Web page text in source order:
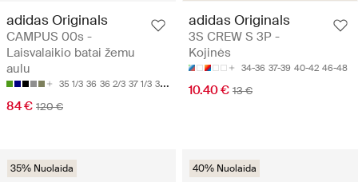
adidas Originals
CAMPUS 00s -
Laisvalaikio batai žemu
aulu
35 1/3 36 36 2/3 37 1/3 38
84 € 120 €
adidas Originals
3S CREW S 3P -
Kojinės
34-36 37-39 40-42 46-48
10.40 € 13 €
35% Nuolaida 40% Nuolaida